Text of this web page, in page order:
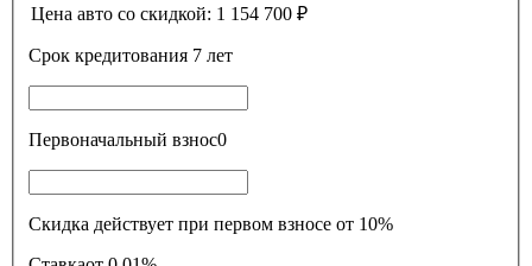
Цена авто со скидкой: 1 154 700 ₽
Срок кредитования 7 лет
Первоначальный взнос0
Скидка действует при первом взносе от 10%